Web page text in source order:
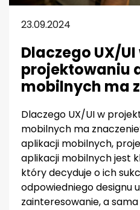
23.09.2024
Dlaczego UX/UI
projektowaniu
mobilnych ma
Dlaczego UX/UI w
mobilnych ma
aplikacji mobilnych,
aplikacji mobilnych jest
który decyduje o ich
odpowiedniego designu
zainteresowanie, a